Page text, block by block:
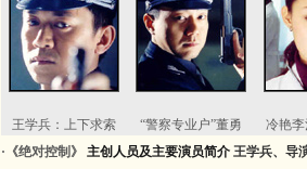
王学兵：上下求索 “警察专业户”董勇 冷艳李
· 《绝对控制》 主创人员及主要演员简介 王学兵、导